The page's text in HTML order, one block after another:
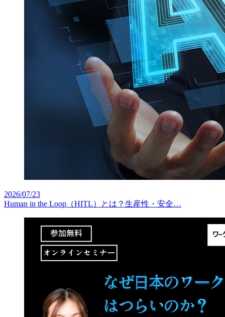
2026/07/23
Human in the Loop（HITL）とは？生産性・安全…